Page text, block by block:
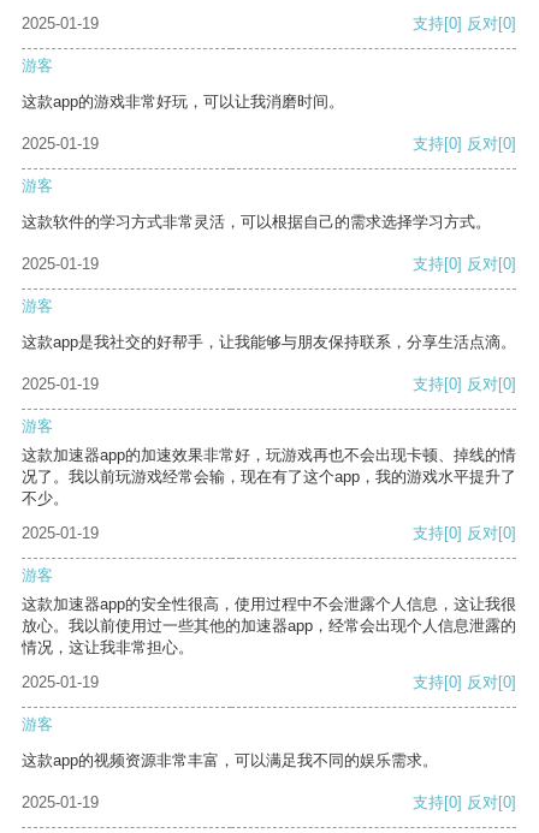
2025-01-19
支持[0] 反对[0]
游客
这款app的游戏非常好玩，可以让我消磨时间。
2025-01-19 支持[0] 反对[0]
游客
这款软件的学习方式非常灵活，可以根据自己的需求选择学习方式。
2025-01-19 支持[0] 反对[0]
游客
这款app是我社交的好帮手，让我能够与朋友保持联系，分享生活点滴。
2025-01-19 支持[0] 反对[0]
游客
这款加速器app的加速效果非常好，玩游戏再也不会出现卡顿、掉线的情
况了。我以前玩游戏经常会输，现在有了这个app，我的游戏水平提升了
不少。
2025-01-19
支持[0] 反对[0]
游客
这款加速器app的安全性很高，使用过程中不会泄露个人信息，这让我很
放心。我以前使用过一些其他的加速器app，经常会出现个人信息泄露的
情况，这让我非常担心。
2025-01-19
支持[0] 反对[0]
游客
这款app的视频资源非常丰富，可以满足我不同的娱乐需求。
2025-01-19 支持[0] 反对[0]